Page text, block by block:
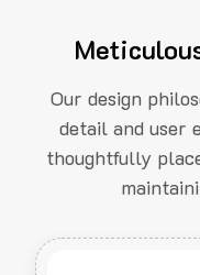
Our design
detail and user
thoughtfully